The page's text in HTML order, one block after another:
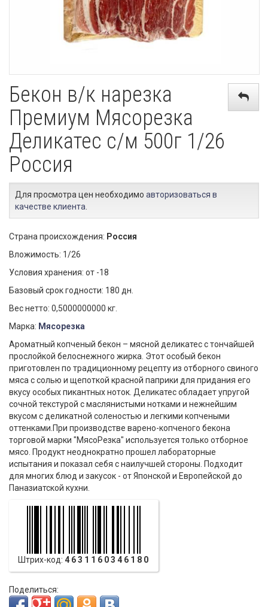
Бекон в/к нарезка
Премиум Мясорезка
Деликатес с/м 500г 1/26
Россия
Для просмотра цен необходимо авторизоваться в
качестве клиента
Страна происхождения: Россия
Вложимость: 1/26
Условия хранения: от -18
Базовый срок годности: 180 дн.
Вес нетто: 0,5000000000 кг.
Марка: Мясорезка
Ароматный копченый бекон – мясной деликатес с тончайшей
прослойкой белоснежного жирка. Этот особый бекон
приготовлен по традиционному рецепту из отборного свиного
мяса с солью и щепоткой красной паприки для придания его
вкусу особых пикантных ноток. Деликатес обладает упругой
сочной текстурой с маслянистыми нотками и нежнейшим
вкусом с деликатной соленостью и легкими копчеными
оттенками.При производстве варено-копченого бекона
торговой марки "МясоРезка" используется только отборное
мясо. Продукт неоднократно прошел лабораторные
испытания и показал себя с наилучшей стороны. Подходит
для многих блюд и закусок - от Японской и Европейской до
Паназиатской кухни.
Штрих-код: 4631160346180
Поделиться: